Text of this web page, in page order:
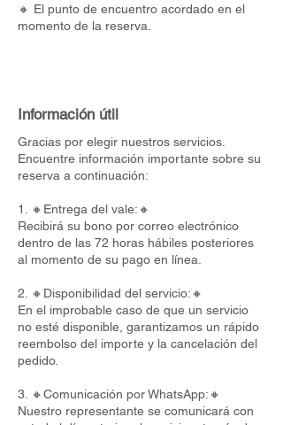
🔸 El punto de encuentro acordado en el
momento de la reserva.
Información útil
Gracias por elegir nuestros servicios.
Encuentre información importante sobre su
reserva a continuación:
1. 🔸Entrega del vale:🔸
Recibirá su bono por correo electrónico
dentro de las 72 horas hábiles posteriores
al momento de su pago en línea.
2. 🔸Disponibilidad del servicio:🔸
En el improbable caso de que un servicio
no esté disponible, garantizamos un rápido
reembolso del importe y la cancelación del
pedido.
3. 🔸Comunicación por WhatsApp:🔸
Nuestro representante se comunicará con